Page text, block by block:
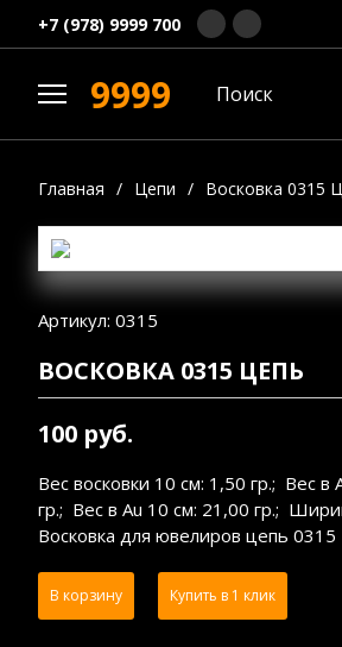
+7 (978) 9999 700
9999
Главная / Цепи / Восковка 0315
Артикул: 0315
ВОСКОВКА 0315 ЦЕПЬ
100 руб.
Вес восковки 10 см: 1,50 гр.; Вес в
гр.; Вес в Au 10 см: 21,00 гр.;
Восковка для ювелиров цепь 0315
В корзину Купить в 1 клик